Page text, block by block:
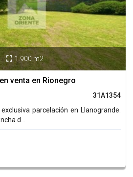
 1.900 m2
venta en Rionegro
31A1354
parcelación en Llanogrande.
d...